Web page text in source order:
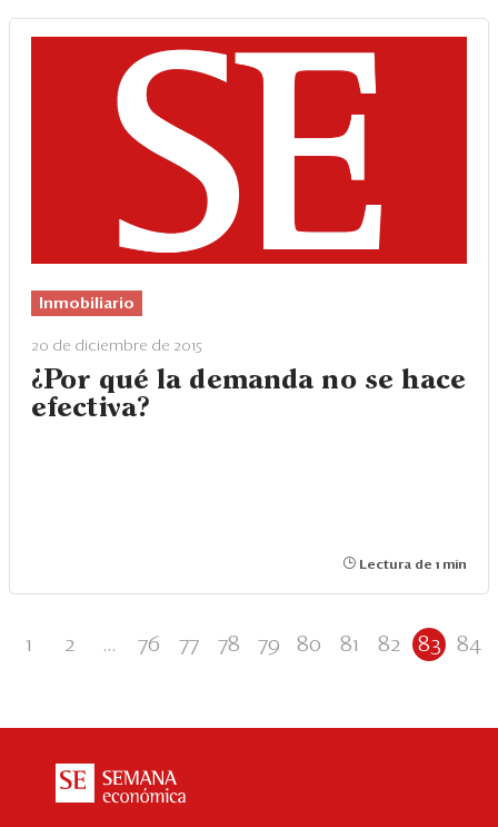
Inmobiliario
20 de diciembre de 2015
¿Por qué la demanda no se hace
efectiva?
Lectura de 1 min
1 2 ... 76 77 78 79 80 81 82 83 84